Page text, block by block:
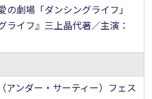
劇場「ダンシングライフ」
ライフ』三上晶代著／主演：
アンダー・サーティー）フェス